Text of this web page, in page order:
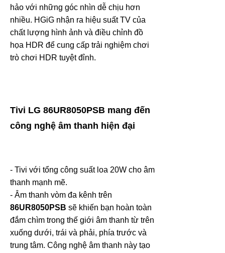
hảo với những góc nhìn dễ chịu hơn
nhiều. HGiG nhận ra hiệu suất TV của
chất lượng hình ảnh và điều chỉnh đồ
họa HDR để cung cấp trải nghiệm chơi
trò chơi HDR tuyệt đỉnh.
Tivi LG 86UR8050PSB mang đến
công nghệ âm thanh hiện đại
- Tivi với tổng công suất loa 20W cho âm
thanh mạnh mẽ.
- Âm thanh vòm đa kênh trên
86UR8050PSB sẽ khiến bạn hoàn toàn
đắm chìm trong thế giới âm thanh từ trên
xuống dưới, trái và phải, phía trước và
trung tâm. Công nghệ âm thanh này tạo